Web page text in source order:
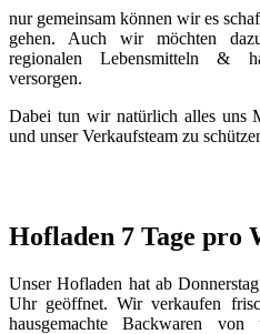
nur gemeinsam können wir es
gehen. Auch wir möchten
regionalen Lebensmitteln &
versorgen.
Dabei tun wir natürlich alles uns
und unser Verkaufsteam zu
Hofladen 7 Tage pro
Unser Hofladen hat ab
Uhr geöffnet. Wir verkaufen
hausgemachte Backwaren von